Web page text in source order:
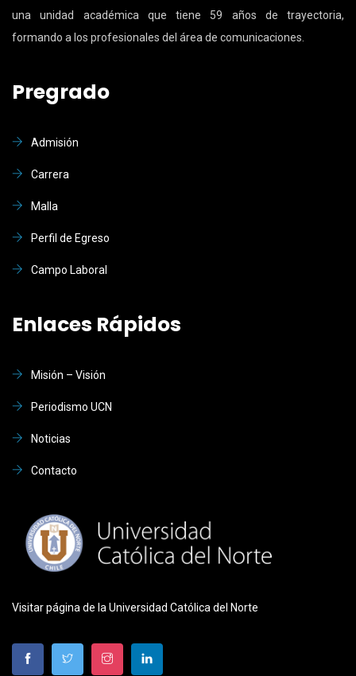
una unidad académica que tiene 59 años de trayectoria,
formando a los profesionales del área de comunicaciones.
Pregrado
Admisión
Carrera
Malla
Perfil de Egreso
Campo Laboral
Enlaces Rápidos
Misión – Visión
Periodismo UCN
Noticias
Contacto
Visitar página de la Universidad Católica del Norte